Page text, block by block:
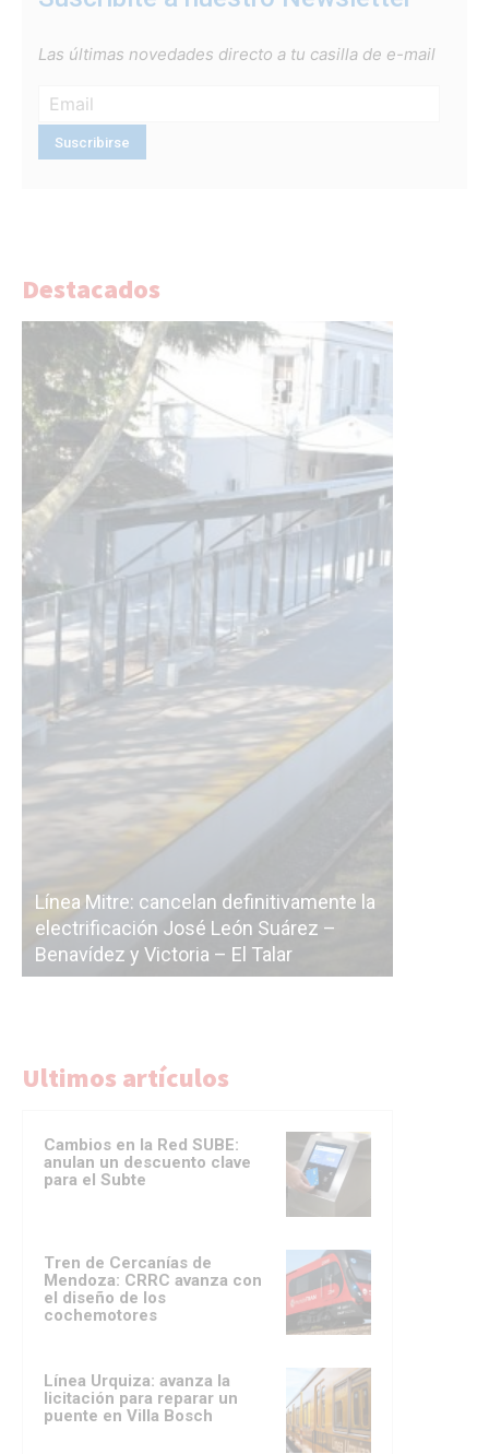
Las últimas novedades directo a tu casilla de e-mail
Destacados
la
Suárez –
La Ciudad vuelve a postergar la
licitación de la línea F
Ultimos artículos
Cambios en la Red SUBE:
anulan un descuento clave
para el Subte
Tren de Cercanías de
Mendoza: CRRC avanza con
el diseño de los
cochemotores
Línea Urquiza: avanza la
licitación para reparar un
puente en Villa Bosch